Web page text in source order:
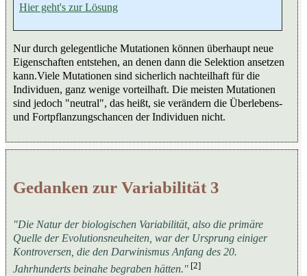
Hier geht's zur Lösung
Nur durch gelegentliche Mutationen können überhaupt neue
Eigenschaften entstehen, an denen dann die Selektion ansetzen
kann.Viele Mutationen sind sicherlich nachteilhaft für die
Individuen, ganz wenige vorteilhaft. Die meisten Mutationen
sind jedoch "neutral", das heißt, sie verändern die Überlebens-
und Fortpflanzungschancen der Individuen nicht.
Gedanken zur Variabilität 3
"Die Natur der biologischen Variabilität, also die primäre
Quelle der Evolutionsneuheiten, war der Ursprung einiger
Kontroversen, die den Darwinismus Anfang des 20.
Jahrhunderts beinahe begraben hätten." [2]